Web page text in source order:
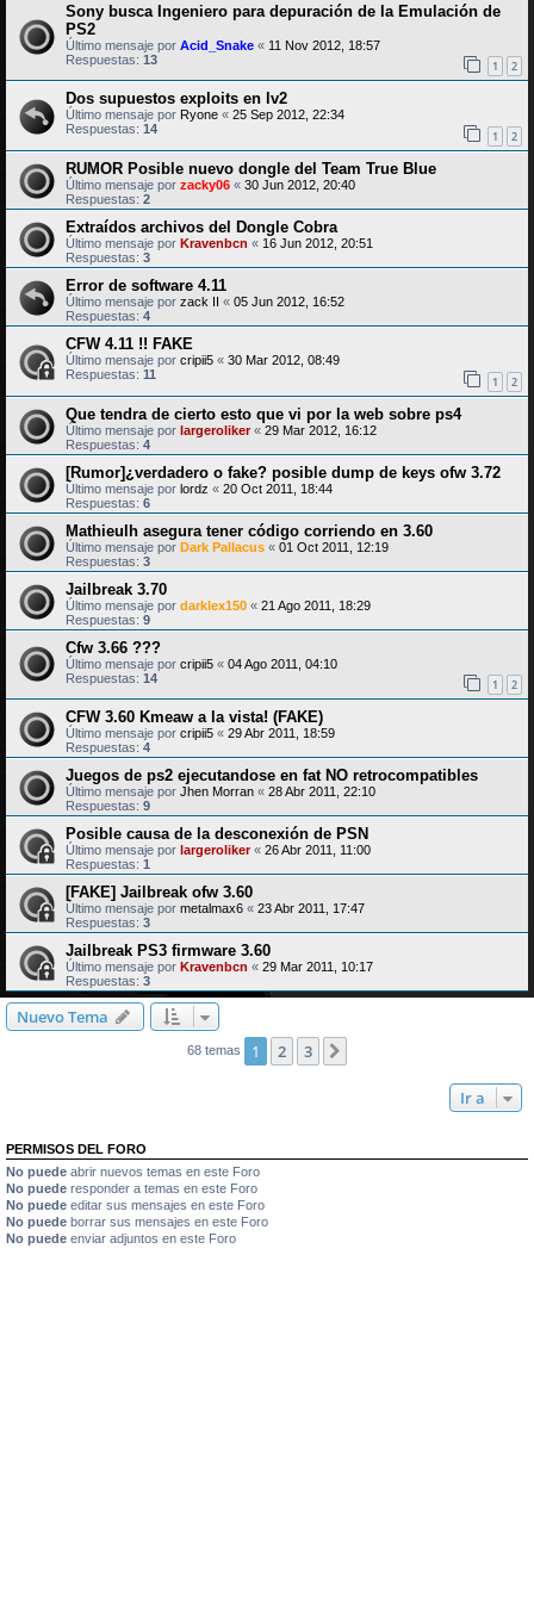
Sony busca Ingeniero para depuración de la Emulación de
PS2
Último mensaje por Acid_Snake « 11 Nov 2012, 18:57
Respuestas: 13 1 2
Dos supuestos exploits en lv2
Último mensaje por Ryone « 25 Sep 2012, 22:34
Respuestas: 14 1 2
RUMOR Posible nuevo dongle del Team True Blue
Último mensaje por zacky06 « 30 Jun 2012, 20:40
Respuestas: 2
Extraídos archivos del Dongle Cobra
Último mensaje por Kravenbcn « 16 Jun 2012, 20:51
Respuestas: 3
Error de software 4.11
Último mensaje por zack II « 05 Jun 2012, 16:52
Respuestas: 4
CFW 4.11 !! FAKE
Último mensaje por cripii5 « 30 Mar 2012, 08:49
Respuestas: 11 1 2
Que tendra de cierto esto que vi por la web sobre ps4
Último mensaje por largeroliker« 29 Mar 2012, 16:12
Respuestas: 4
[Rumor]¿verdadero o fake? posible dump de keys ofw 3.72
Último mensaje por lordz « 20 Oct 2011, 18:44
Respuestas: 6
Mathieulh asegura tener código corriendo en 3.60
Último mensaje por Dark Pallacus « 01 Oct 2011, 12:19
Respuestas: 3
Jailbreak 3.70
Último mensaje por darklex150 « 21 Ago 2011, 18:29
Respuestas: 9
Cfw 3.66 ???
Último mensaje por cripii5 « 04 Ago 2011, 04:10
Respuestas: 14 1 2
CFW 3.60 Kmeaw a la vista! (FAKE)
Último mensaje por cripii5 « 29 Abr 2011, 18:59
Respuestas: 4
Juegos de ps2 ejecutandose en fat NO retrocompatibles
Último mensaje por Jhen Morran « 28 Abr 2011, 22:10
Respuestas: 9
Posible causa de la desconexión de PSN
Último mensaje por largeroliker« 26 Abr 2011, 11:00
Respuestas: 1
[FAKE] Jailbreak ofw 3.60
Último mensaje por metalmax6 « 23 Abr 2011, 17:47
Respuestas: 3
Jailbreak PS3 firmware 3.60
Último mensaje por Kravenbcn « 29 Mar 2011, 10:17
Respuestas: 3
Nuevo Tema
68 temas 1 2 3
Ir a
PERMISOS DEL FORO
No puede abrir nuevos temas en este Foro
No puede responder a temas en este Foro
No puede editar sus mensajes en este Foro
No puede borrar sus mensajes en este Foro
No puede enviar adjuntos en este Foro